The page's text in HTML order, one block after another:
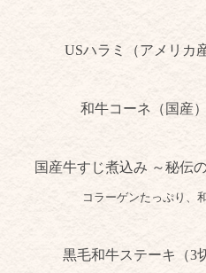
USハラミ（アメリカ
和牛コーネ（国産
国産牛すじ煮込み ～秘伝
コラーゲンたっぷり、
黒毛和牛ステーキ（3